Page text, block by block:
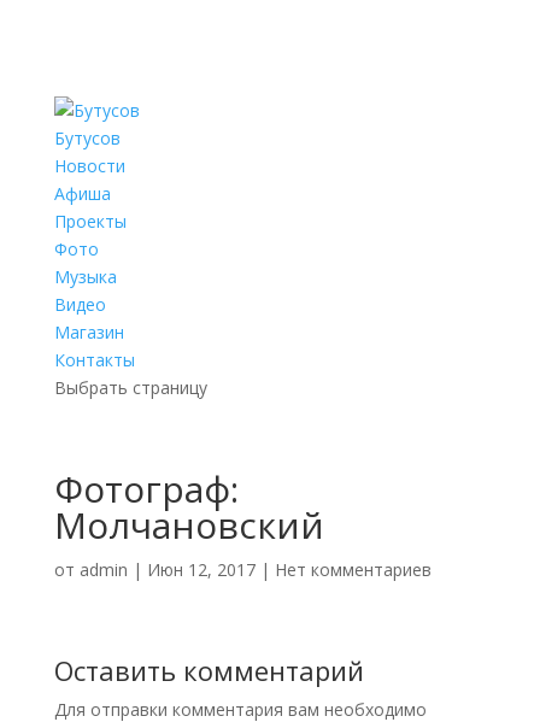
Бутусов
Новости
Афиша
Проекты
Фото
Музыка
Видео
Магазин
Контакты
Выбрать страницу
Фотограф:
Молчановский
от admin | Июн 12, 2017| Нет комментариев
Оставить комментарий
Для отправки комментария вам необходимо